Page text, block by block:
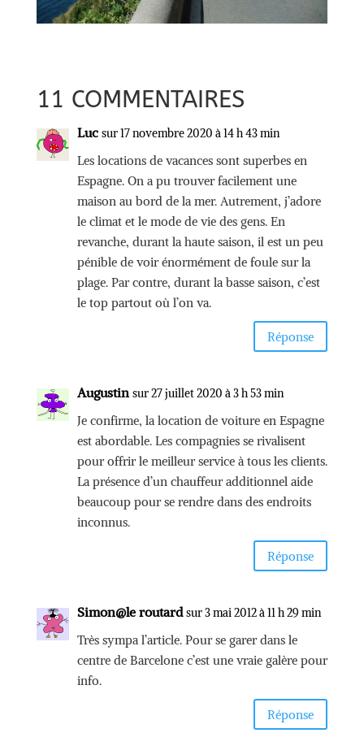
11 COMMENTAIRES
Luc sur 17 novembre 2020 à 14 h 43 min
Les locations de vacances sont superbes en
Espagne. On a pu trouver facilement une
maison au bord de la mer. Autrement, j’adore
le climat et le mode de vie des gens. En
revanche, durant la haute saison, il est un peu
pénible de voir énormément de foule sur la
plage. Par contre, durant la basse saison, c’est
le top partout où l’on va.
Réponse
Augustin sur 27 juillet 2020 à 3 h 53 min
Je confirme, la location de voiture en Espagne
est abordable. Les compagnies se rivalisent
pour offrir le meilleur service à tous les clients.
La présence d’un chauffeur additionnel aide
beaucoup pour se rendre dans des endroits
inconnus.
Réponse
Simon@le routard sur 3 mai 2012 à 11 h 29 min
Très sympa l’article. Pour se garer dans le
centre de Barcelone c’est une vraie galère pour
info.
Réponse